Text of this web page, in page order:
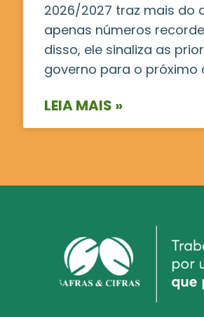
2026/2027 traz mais do
apenas números
disso, ele sinaliza as
governo para o próximo
LEIA MAIS »